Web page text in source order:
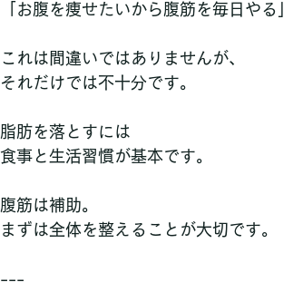
「お腹を痩せたいから腹筋を毎日やる」
これは間違いではありませんが、
それだけでは不十分です。
脂肪を落とすには
食事と生活習慣が基本です。
腹筋は補助。
まずは全体を整えることが大切です。
---